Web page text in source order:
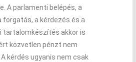
A parlamenti belépés, a
forgatás, a kérdezés és a
tartalomkészítés akkor is
közvetlen pénzt nem
kérdés ugyanis nem csak